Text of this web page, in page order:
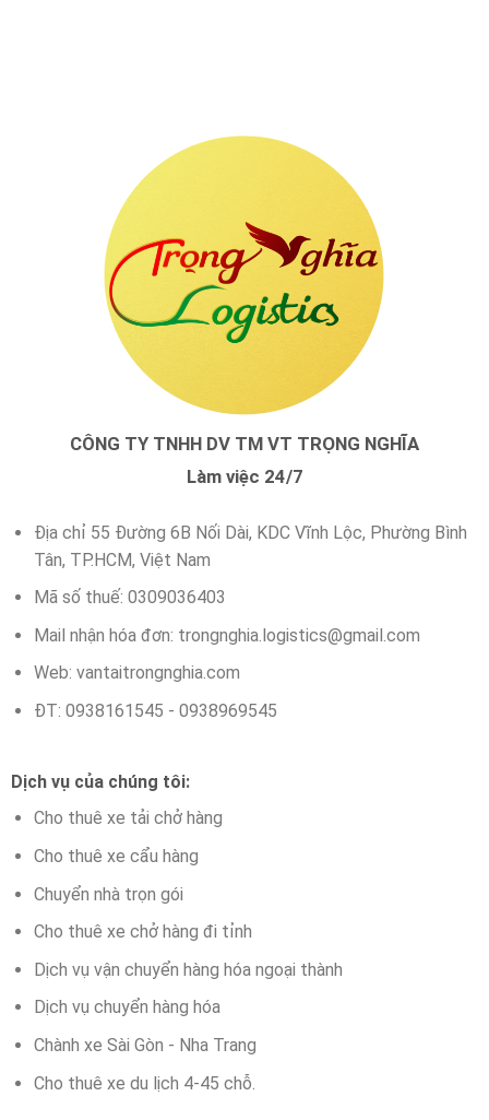
CÔNG TY TNHH DV TM VT TRỌNG NGHĨA
Làm việc 24/7
Địa chỉ 55 Đường 6B Nối Dài, KDC Vĩnh Lộc, Phường Bình
Tân, TP.HCM, Việt Nam
Mã số thuế: 0309036403
Mail nhận hóa đơn: trongnghia.logistics@gmail.com
Web: vantaitrongnghia.com
ĐT: 0938161545 - 0938969545
Dịch vụ của chúng tôi:
Cho thuê xe tải chở hàng
Cho thuê xe cẩu hàng
Chuyển nhà trọn gói
Cho thuê xe chở hàng đi tỉnh
Dịch vụ vận chuyển hàng hóa ngoại thành
Dịch vụ chuyển hàng hóa
Chành xe Sài Gòn - Nha Trang
Cho thuê xe du lịch 4-45 chỗ.